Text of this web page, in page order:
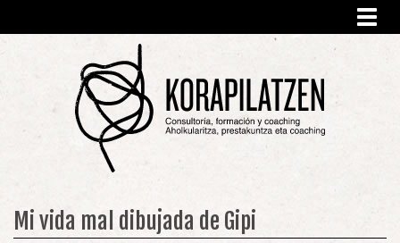
Mi vida mal dibujada de Gipi